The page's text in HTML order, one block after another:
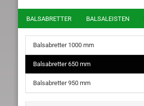
BALSABRETTER BALSALEISTEN
Balsabretter 1000 mm
Balsabretter 650 mm
Balsabretter 950 mm